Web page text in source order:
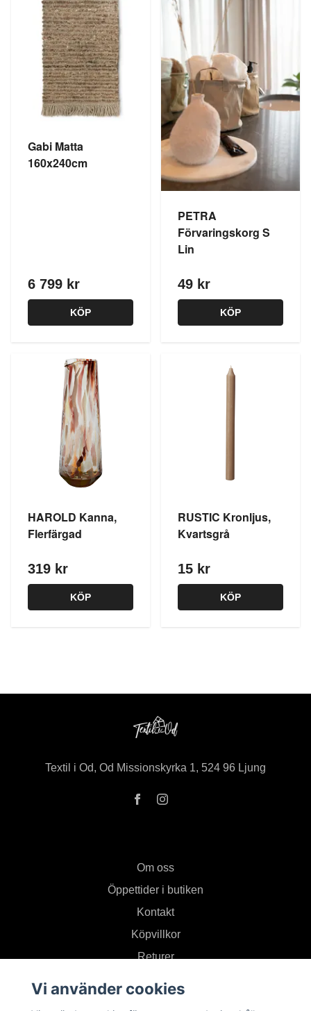
Gabi Matta
160x240cm
6 799 kr
KÖP
PETRA
Förvaringskorg S
Lin
49 kr
KÖP
HAROLD Kanna,
Flerfärgad
319 kr
KÖP
RUSTIC Kronljus,
Kvartsgrå
15 kr
KÖP
Textil i Od, Od Missionskyrka 1, 524 96 Ljung
Om oss
Öppettider i butiken
Kontakt
Köpvillkor
Returer
Vi använder cookies